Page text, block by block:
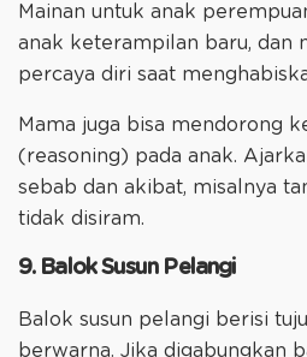
Mainan untuk anak
anak keterampilan baru, dan
percaya diri saat
Mama juga bisa mendorong
(reasoning) pada anak.
sebab dan akibat, misalnya
tidak disiram.
9. Balok Susun Pelangi
Balok susun pelangi berisi
berwarna. Jika digabungkan